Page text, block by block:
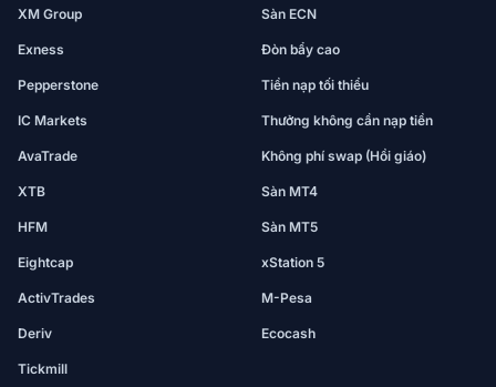
XM Group
Exness
Pepperstone
IC Markets
AvaTrade
XTB
HFM
Eightcap
ActivTrades
Deriv
Tickmill
Sàn ECN
Đòn bẩy cao
Tiền nạp tối thiểu
Thưởng không cần nạp tiền
Không phí swap (Hồi giáo)
Sàn MT4
Sàn MT5
xStation 5
M-Pesa
Ecocash